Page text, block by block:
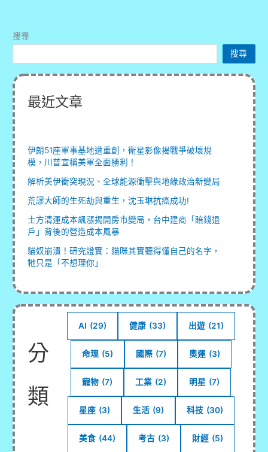
搜尋
搜尋
最近文章
伊朗51座軍事基地遭重創，衛星影像揭戰爭破壞規
模，川普宣稱美軍全面勝利！
解析美伊衝突現況、全球能源衝擊與地緣政治新變局
荒謬大師的生死劫與重生，沈玉琳抗癌成功!
土方清運成本飆漲揭開房市變局，台中建商「賠錢退
戶」背後的營造成本風暴
貓奴崩潰！研究證實：貓咪其實聽得懂自己的名字，
牠只是「不想理你」
分
類
AI (29) 健康 (33) 出遊 (21)
命理 (5) 國際 (7) 奧運 (3)
寵物 (7) 工業 (2) 明星 (7)
星座 (3) 生活 (9) 科技 (30)
美食 (44) 考古 (3) 財經 (5)